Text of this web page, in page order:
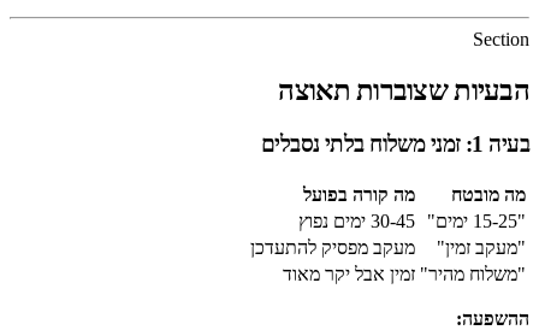
Section
הבעיות שצוברות תאוצה
בעיה 1: זמני משלוח בלתי נסבלים
מה מובטח
מה קורה בפועל
"15-25 ימים"
30-45 ימים נפוץ
"מעקב זמין"
מעקב מפסיק להתעדכן
"משלוח מהיר" זמין אבל יקר מאוד
ההשפעה: